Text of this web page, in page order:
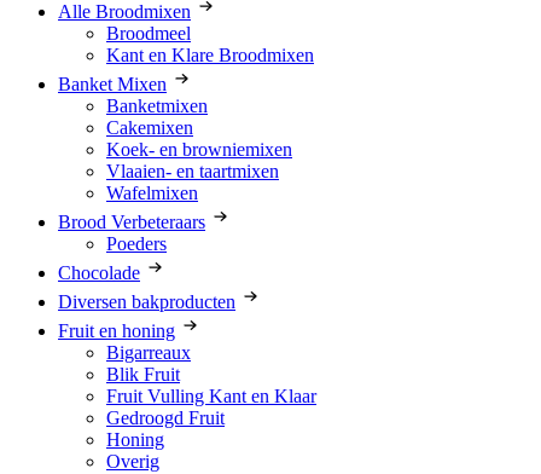
Alle Broodmixen
Broodmeel
Kant en Klare Broodmixen
Banket Mixen
Banketmixen
Cakemixen
Koek- en browniemixen
Vlaaien- en taartmixen
Wafelmixen
Brood Verbeteraars
Poeders
Chocolade
Diversen bakproducten
Fruit en honing
Bigarreaux
Blik Fruit
Fruit Vulling Kant en Klaar
Gedroogd Fruit
Honing
Overig